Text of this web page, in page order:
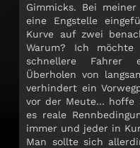
Gimmicks. Bei
eine Engstelle
Kurve auf zwei
Warum? Ich
schnellere Fahrer
Überholen von
verhindert ein
vor der Meute… hoffe
es reale
immer und jeder in
Man sollte sich